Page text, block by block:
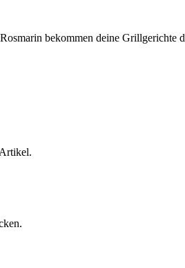
bekommen deine Grillgerichte